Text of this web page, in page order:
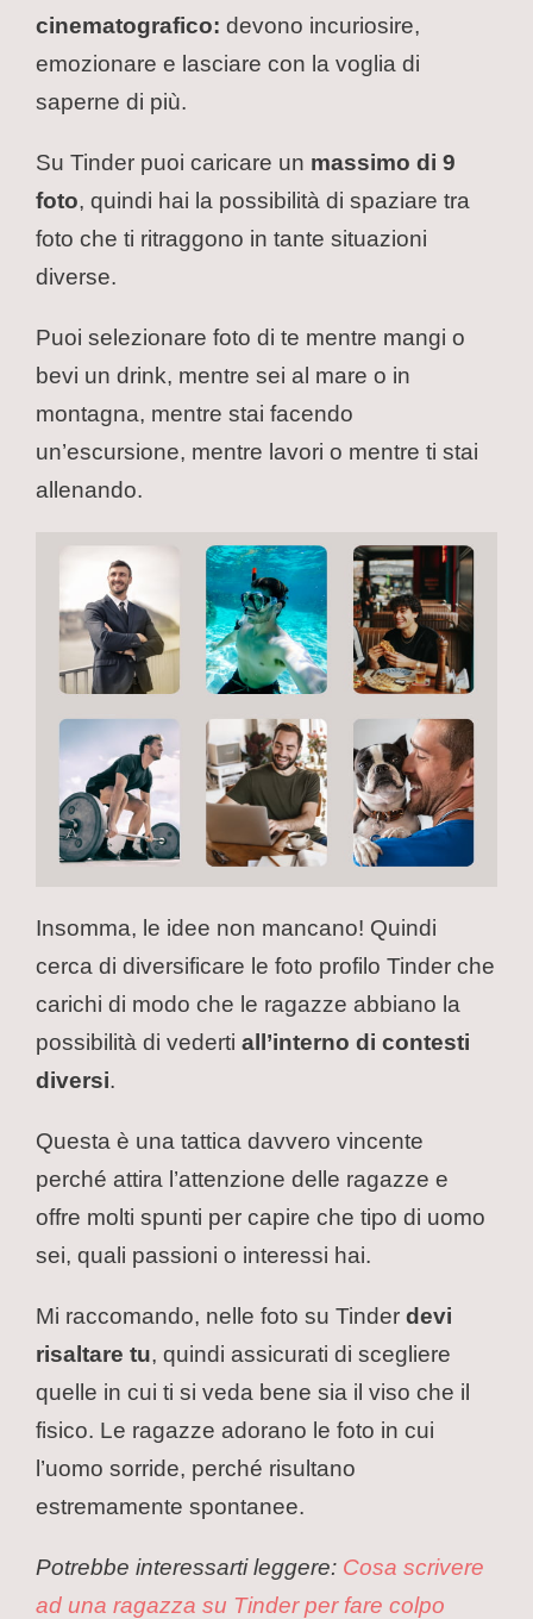
cinematografico: devono incuriosire,
emozionare e lasciare con la voglia di
saperne di più.
Su Tinder puoi caricare un massimo di 9
foto, quindi hai la possibilità di spaziare tra
foto che ti ritraggono in tante situazioni
diverse.
Puoi selezionare foto di te mentre mangi o
bevi un drink, mentre sei al mare o in
montagna, mentre stai facendo
un’escursione, mentre lavori o mentre ti stai
allenando.
Insomma, le idee non mancano! Quindi
cerca di diversificare le foto profilo Tinder che
carichi di modo che le ragazze abbiano la
possibilità di vederti all’interno di contesti
diversi.
Questa è una tattica davvero vincente
perché attira l’attenzione delle ragazze e
offre molti spunti per capire che tipo di uomo
sei, quali passioni o interessi hai.
Mi raccomando, nelle foto su Tinder devi
risaltare tu, quindi assicurati di scegliere
quelle in cui ti si veda bene sia il viso che il
fisico. Le ragazze adorano le foto in cui
l’uomo sorride, perché risultano
estremamente spontanee.
Potrebbe interessarti leggere: Cosa scrivere
ad una ragazza su Tinder per fare colpo